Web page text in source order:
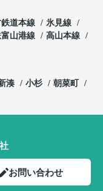
道本線
氷見線
山港線
高山本線
湊 小杉
朝菜町
お問い合わせ